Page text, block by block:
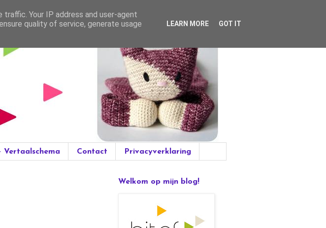
Vertaalschema Contact Privacyverklaring
Welkom op mijn blog!
Your IP address and user-agent
quality of service, generate usage
LEARN MORE GOT IT